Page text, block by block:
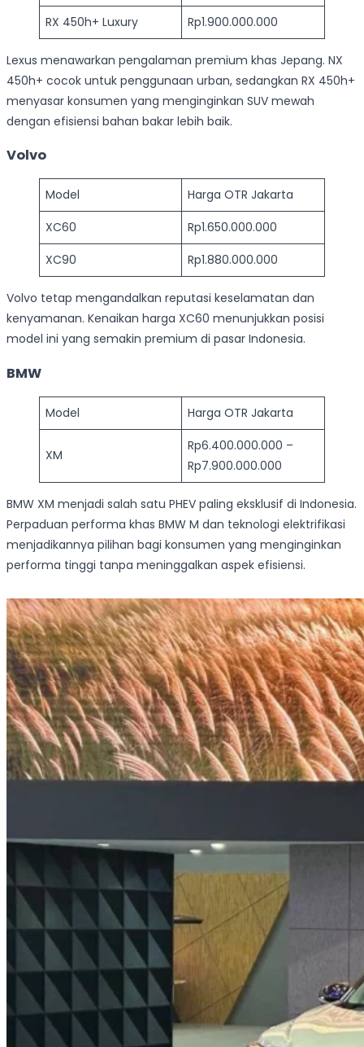
RX 450h+ Luxury
Rp1.900.000.000
Lexus menawarkan pengalaman premium khas Jepang. NX
450h+ cocok untuk penggunaan urban, sedangkan RX 450h+
menyasar konsumen yang menginginkan SUV mewah
dengan efisiensi bahan bakar lebih baik.
Volvo
Model
Harga OTR Jakarta
XC60
Rp1.650.000.000
XC90
Rp1.880.000.000
Volvo tetap mengandalkan reputasi keselamatan dan
kenyamanan. Kenaikan harga XC60 menunjukkan posisi
model ini yang semakin premium di pasar Indonesia.
BMW
Model Harga OTR Jakarta
XM
Rp6.400.000.000 –
Rp7.900.000.000
BMW XM menjadi salah satu PHEV paling eksklusif di Indonesia.
Perpaduan performa khas BMW M dan teknologi elektrifikasi
menjadikannya pilihan bagi konsumen yang menginginkan
performa tinggi tanpa meninggalkan aspek efisiensi.